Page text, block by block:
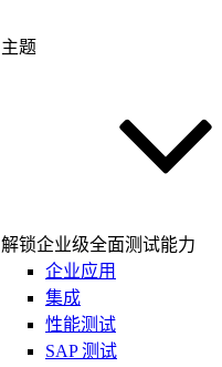
主题
解锁企业级全面测试能力
企业应用
集成
性能测试
SAP 测试